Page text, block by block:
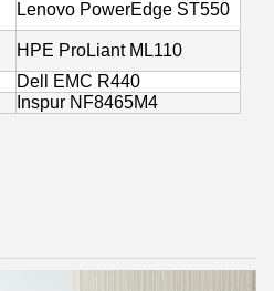
Lenovo PowerEdge ST550
HPE ProLiant ML110
Dell EMC R440
Inspur NF8465M4